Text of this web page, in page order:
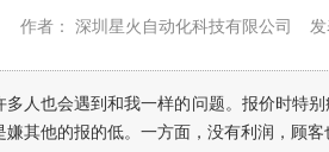
作者： 深圳星火自动化科技有限公司
多人也会遇到和我一样的问题。报价时特
嫌其他的报的低。一方面，没有利润，顾